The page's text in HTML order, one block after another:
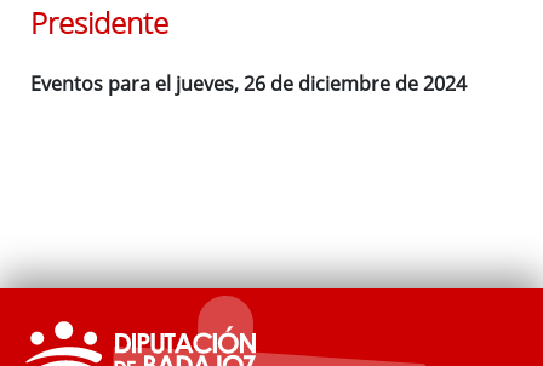
Presidente
Eventos para el jueves, 26 de diciembre de 2024